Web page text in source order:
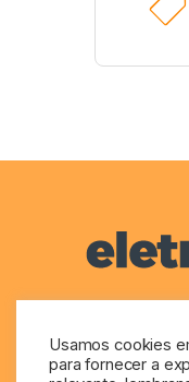
Usamos cookies
para fornecer a